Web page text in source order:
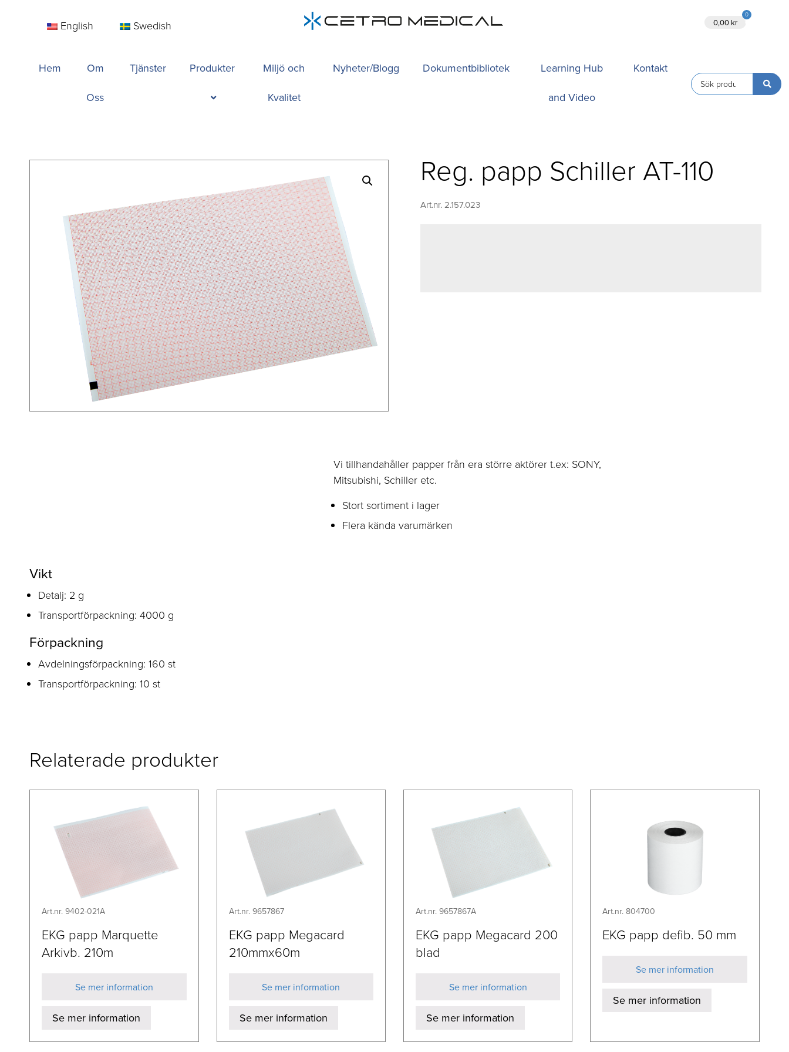
English Swedish 0,00 kr
0
Hem
Om
Oss
Tjänster Produkter
Miljö och
Kvalitet
Nyheter/Blogg Dokumentbibliotek
Learning Hub
and Video
Kontakt
Reg. papp Schiller AT-110
Art.nr. 2.157.023
Vi tillhandahåller papper från era större aktörer t.ex: SONY,
Mitsubishi, Schiller etc.
Stort sortiment i lager
Flera kända varumärken
Vikt
Detalj: 2 g
Transportförpackning: 4000 g
Förpackning
Avdelningsförpackning: 160 st
Transportförpackning: 10 st
Relaterade produkter
Art.nr. 9402-021A
EKG papp Marquette
Arkivb. 210m
Se mer information
Se mer information
Art.nr. 9657867
EKG papp Megacard
210mmx60m
Se mer information
Se mer information
Art.nr. 9657867A
EKG papp Megacard 200
blad
Se mer information
Se mer information
Art.nr. 804700
EKG papp defib. 50 mm
Se mer information
Se mer information